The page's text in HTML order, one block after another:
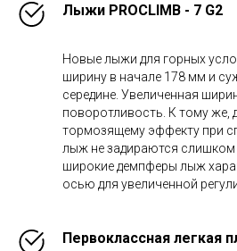
Лыжи PROCLIMB - 7 G2
Новые лыжи для горных
ширину в начале 178 мм и
середине. Увеличенная
поворотливость. К тому же,
тормозящему эффекту при
лыж не задираются слишком
широкие демпферы лыж
осью для увеличенной
Первоклассная легкая